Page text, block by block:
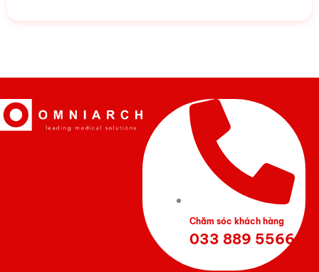
Chăm sóc khách hàng
033 889 5566